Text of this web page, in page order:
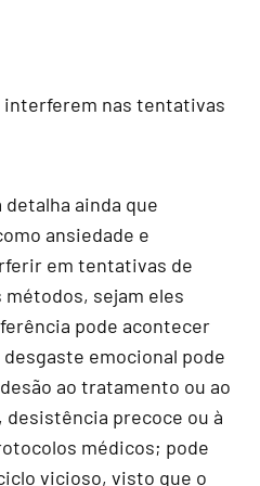
interferem nas tentativas
ainda que
ansiedade e
em tentativas de
sejam eles
pode acontecer
emocional pode
ao tratamento ou ao
precoce ou à
médicos; pode
vicioso, visto que o